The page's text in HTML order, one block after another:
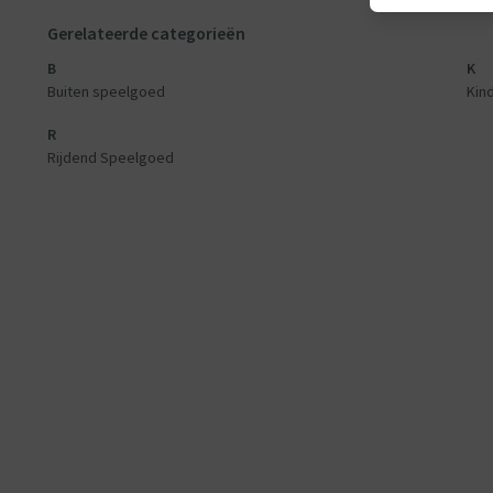
Gerelateerde categorieën
B
Buiten speelgoed
K
R
Rijdend Speelgoed